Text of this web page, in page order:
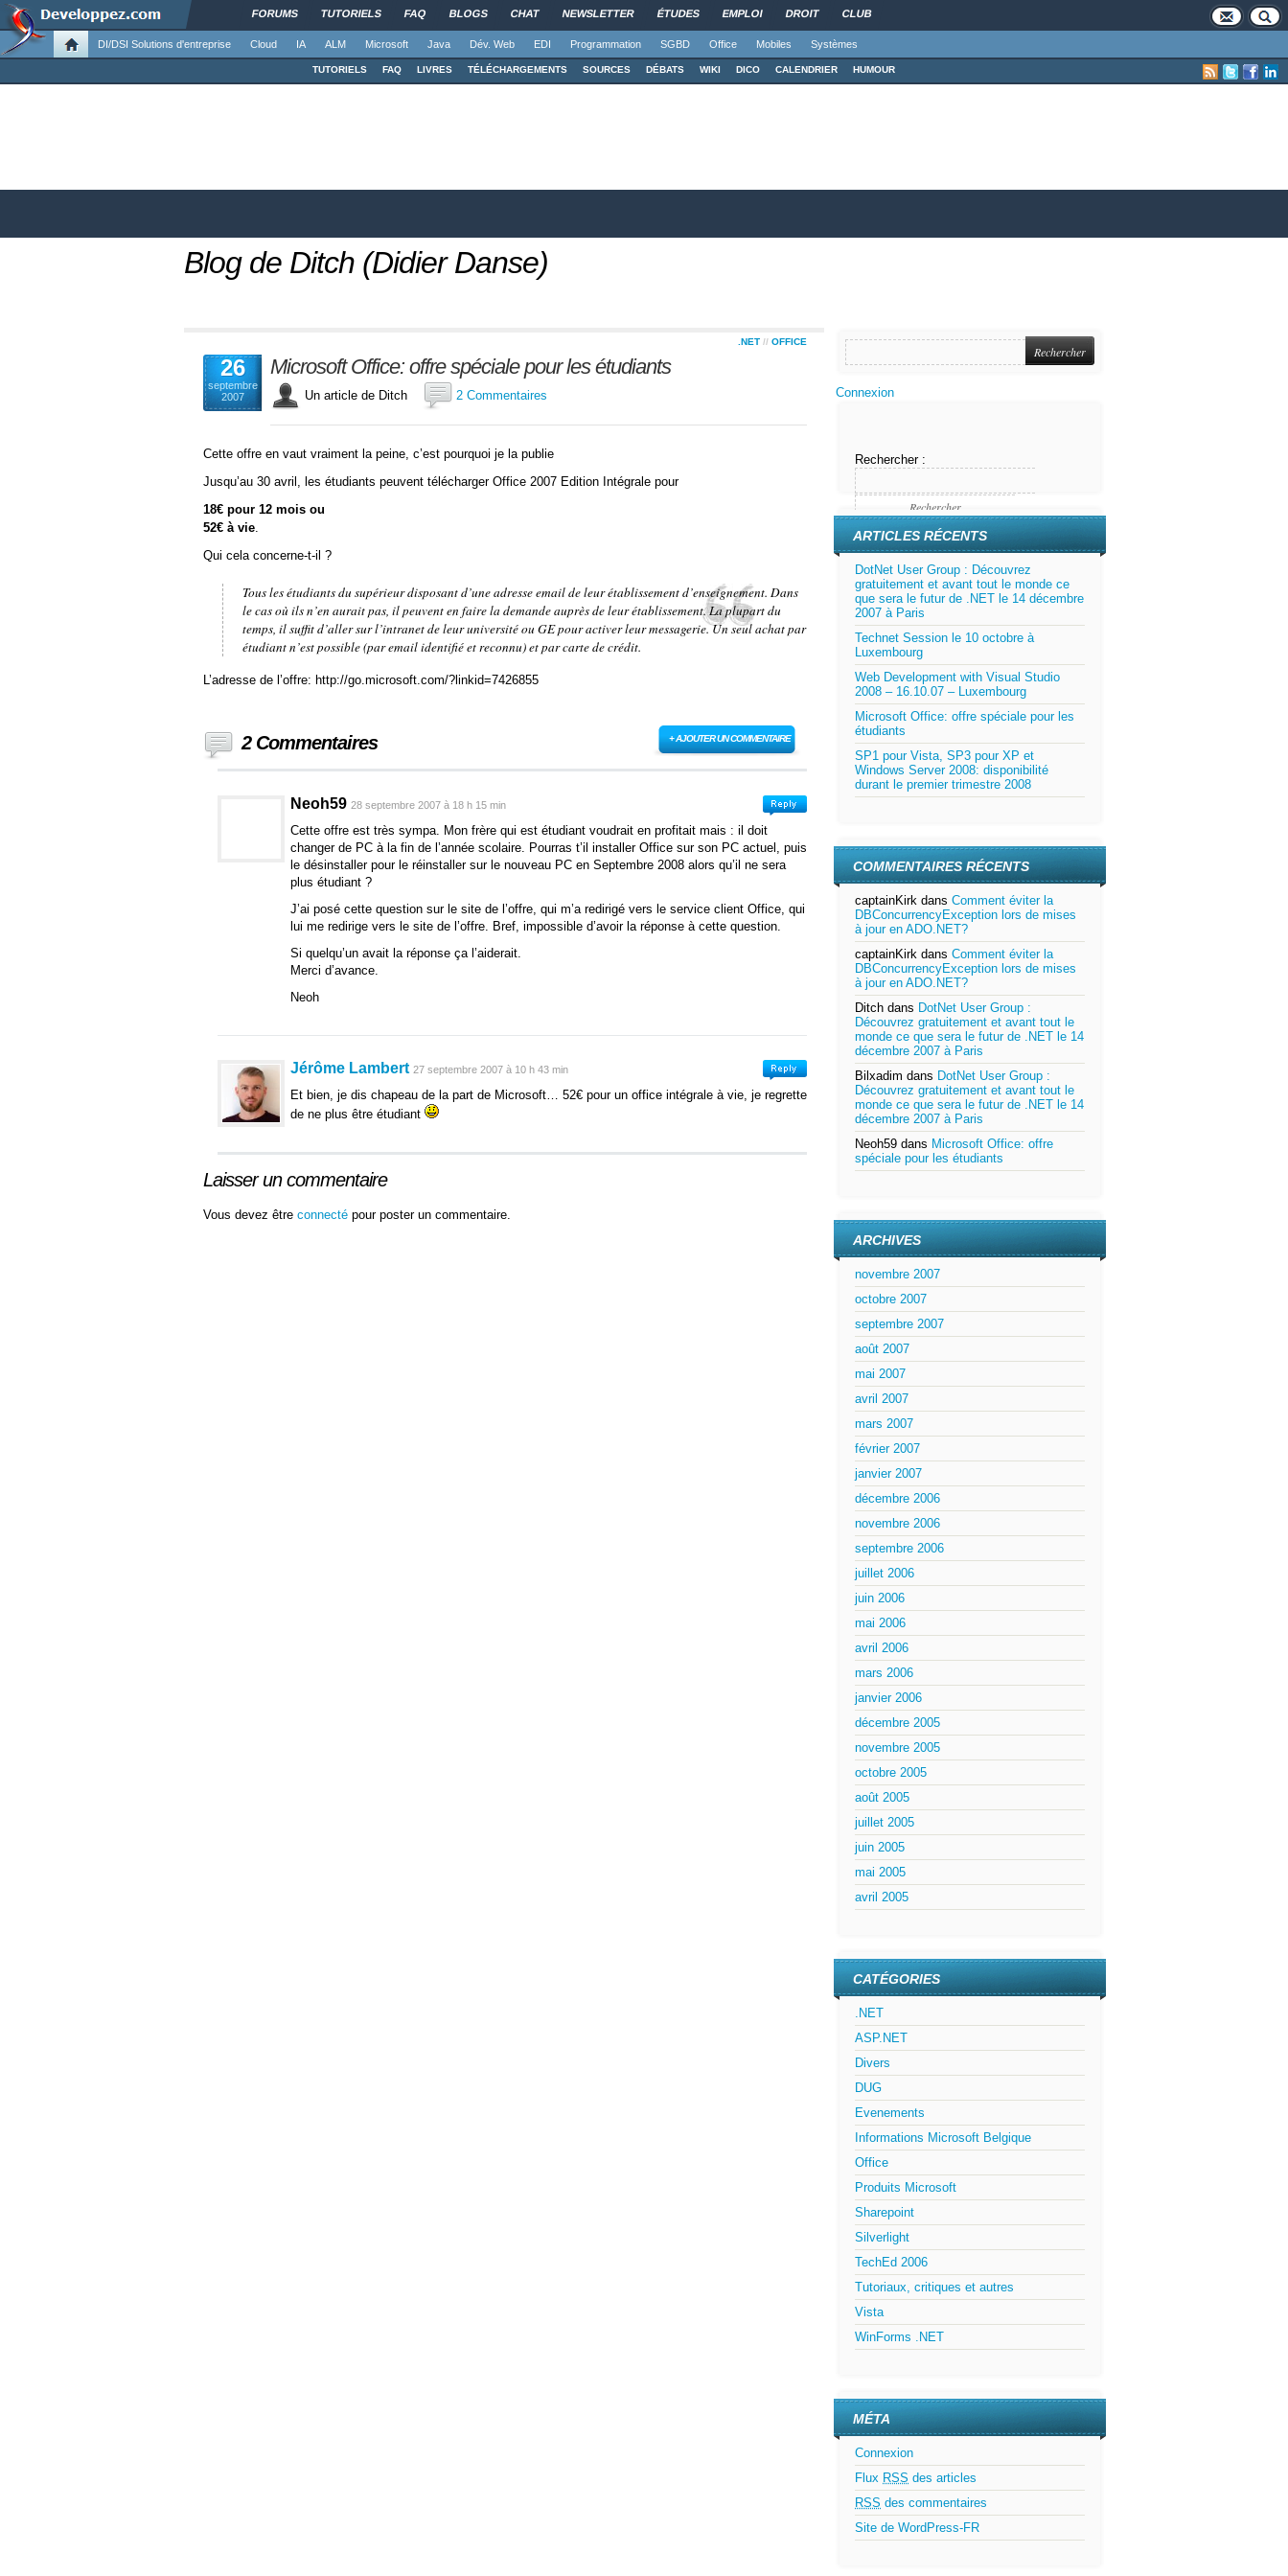
FORUMS TUTORIELS FAQ BLOGS CHAT NEWSLETTER ÉTUDES EMPLOI DROIT CLUB
DI/DSI Solutions d'entreprise Cloud IA ALM Microsoft Java Dév. Web EDI Programmation SGBD Office Mobiles Systèmes
TUTORIELS FAQ LIVRES TÉLÉCHARGEMENTS SOURCES DÉBATS WIKI DICO CALENDRIER HUMOUR
Blog de Ditch (Didier Danse)
26
septembre
2007
.NET // OFFICE
Microsoft Office: offre spéciale pour les étudiants
Un article de Ditch 2 Commentaires
Cette offre en vaut vraiment la peine, c’est pourquoi je la publie
Jusqu’au 30 avril, les étudiants peuvent télécharger Office 2007 Edition Intégrale pour
18€ pour 12 mois ou
52€ à vie.
Qui cela concerne-t-il ?
Tous les étudiants du supérieur disposant d’une adresse email de leur établissement d’enseignement. Dans
le cas où ils n’en aurait pas, il peuvent en faire la demande auprès de leur établissement. La plupart du
temps, il suffit d’aller sur l’intranet de leur université ou GE pour activer leur messagerie. Un seul achat par
étudiant n’est possible (par email identifié et reconnu) et par carte de crédit.
L’adresse de l’offre: http://go.microsoft.com/?linkid=7426855
2 Commentaires + AJOUTER UN COMMENTAIRE
Neoh59 28 septembre 2007 à 18 h 15 min
Cette offre est très sympa. Mon frère qui est étudiant voudrait en profitait mais : il doit
changer de PC à la fin de l’année scolaire. Pourras t’il installer Office sur son PC actuel, puis
le désinstaller pour le réinstaller sur le nouveau PC en Septembre 2008 alors qu’il ne sera
plus étudiant ?
J’ai posé cette question sur le site de l’offre, qui m’a redirigé vers le service client Office, qui
lui me redirige vers le site de l’offre. Bref, impossible d’avoir la réponse à cette question.
Si quelqu’un avait la réponse ça l’aiderait.
Merci d’avance.
Neoh
Jérôme Lambert 27 septembre 2007 à 10 h 43 min
Et bien, je dis chapeau de la part de Microsoft… 52€ pour un office intégrale à vie, je regrette
de ne plus être étudiant
Laisser un commentaire
Vous devez être connecté pour poster un commentaire.
Connexion
Rechercher :
ARTICLES RÉCENTS
DotNet User Group : Découvrez
gratuitement et avant tout le monde ce
que sera le futur de .NET le 14 décembre
2007 à Paris
Technet Session le 10 octobre à
Luxembourg
Web Development with Visual Studio
2008 – 16.10.07 – Luxembourg
Microsoft Office: offre spéciale pour les
étudiants
SP1 pour Vista, SP3 pour XP et
Windows Server 2008: disponibilité
durant le premier trimestre 2008
COMMENTAIRES RÉCENTS
captainKirk dans Comment éviter la
DBConcurrencyException lors de mises
à jour en ADO.NET?
captainKirk dans Comment éviter la
DBConcurrencyException lors de mises
à jour en ADO.NET?
Ditch dans DotNet User Group :
Découvrez gratuitement et avant tout le
monde ce que sera le futur de .NET le 14
décembre 2007 à Paris
Bilxadim dans DotNet User Group :
Découvrez gratuitement et avant tout le
monde ce que sera le futur de .NET le 14
décembre 2007 à Paris
Neoh59 dans Microsoft Office: offre
spéciale pour les étudiants
ARCHIVES
novembre 2007
octobre 2007
septembre 2007
août 2007
mai 2007
avril 2007
mars 2007
février 2007
janvier 2007
décembre 2006
novembre 2006
septembre 2006
juillet 2006
juin 2006
mai 2006
avril 2006
mars 2006
janvier 2006
décembre 2005
novembre 2005
octobre 2005
août 2005
juillet 2005
juin 2005
mai 2005
avril 2005
CATÉGORIES
.NET
ASP.NET
Divers
DUG
Evenements
Informations Microsoft Belgique
Office
Produits Microsoft
Sharepoint
Silverlight
TechEd 2006
Tutoriaux, critiques et autres
Vista
WinForms .NET
MÉTA
Connexion
Flux RSS des articles
RSS des commentaires
Site de WordPress-FR